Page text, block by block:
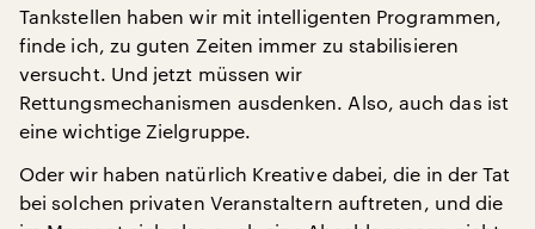
Tankstellen haben wir mit intelligenten Programmen,
finde ich, zu guten Zeiten immer zu stabilisieren
versucht. Und jetzt müssen wir
Rettungsmechanismen ausdenken. Also, auch das ist
eine wichtige Zielgruppe.
Oder wir haben natürlich Kreative dabei, die in der Tat
bei solchen privaten Veranstaltern auftreten, und die